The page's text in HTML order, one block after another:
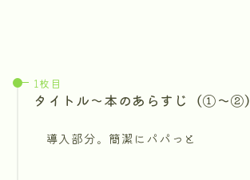
1枚目
タイトル～本のあらすじ（①～②）
導入部分。簡潔にパパっと